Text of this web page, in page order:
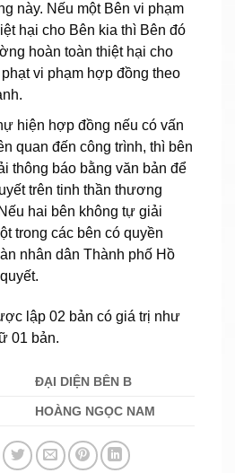
này. Nếu một Bên vi phạm
hại cho Bên kia thì Bên đó
hoàn toàn thiệt hại cho
vi phạm hợp đồng theo
hiện hợp đồng nếu có vấn
quan đến công trình, thì bên
thông báo bằng văn bản để
trên tinh thần thương
hai bên không tự giải
trong các bên có quyền
nhân dân Thành phố Hồ
lập 02 bản có giá trị như
01 bản.
ĐẠI DIỆN BÊN B
HOÀNG NGỌC NAM